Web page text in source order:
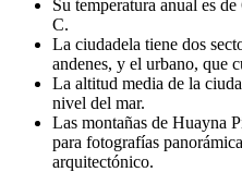
Su temperatura anual es
C.
La ciudadela tiene dos
andenes, y el urbano, que
La altitud media de la
nivel del mar.
Las montañas de Huayna
para fotografías
arquitectónico.